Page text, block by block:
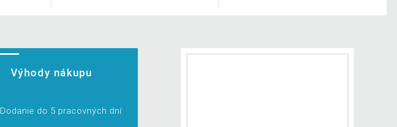
Výhody nákupu
Dodanie do 5 pracovných dní